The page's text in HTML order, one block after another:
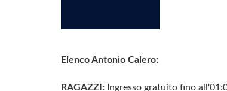
Elenco Antonio Calero:
RAGAZZI: Ingresso gratuito fino